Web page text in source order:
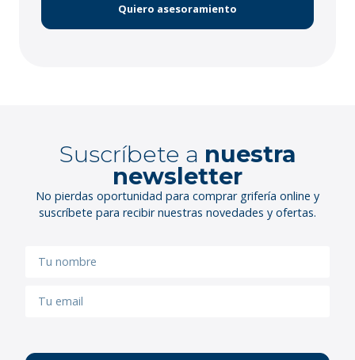
Quiero asesoramiento
Suscríbete a nuestra
newsletter
No pierdas oportunidad para comprar grifería online y
suscríbete para recibir nuestras novedades y ofertas.